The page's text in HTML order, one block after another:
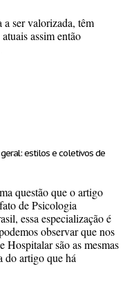
a ser valorizada, têm
assim então
estilos e coletivos de
questão que o artigo
de Psicologia
essa especialização é
observar que nos
Hospitalar são as mesmas
do artigo que há